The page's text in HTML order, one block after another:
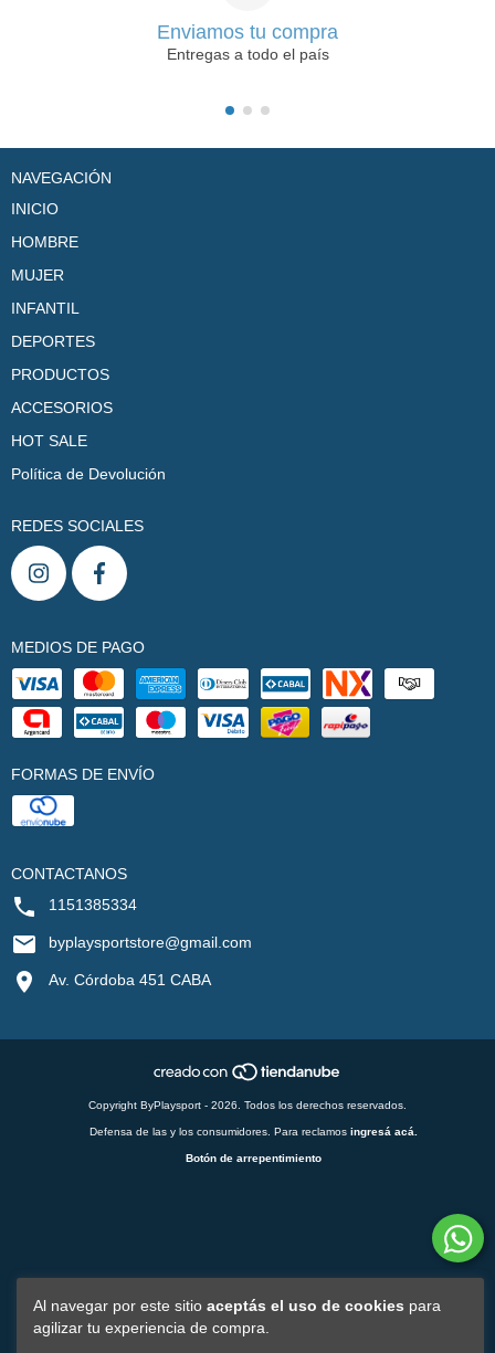
Al navegar por este sitio aceptás el uso de cookies para
agilizar tu experiencia de compra.
Enviamos tu compra
Entregas a todo el país
NAVEGACIÓN
INICIO
HOMBRE
MUJER
INFANTIL
DEPORTES
PRODUCTOS
ACCESORIOS
HOT SALE
Política de Devolución
REDES SOCIALES
MEDIOS DE PAGO
FORMAS DE ENVÍO
CONTACTANOS
1151385334
byplaysportstore@gmail.com
Av. Córdoba 451 CABA
Copyright ByPlaysport - 2026. Todos los derechos reservados.
Defensa de las y los consumidores. Para reclamos ingresá acá.
Botón de arrepentimiento